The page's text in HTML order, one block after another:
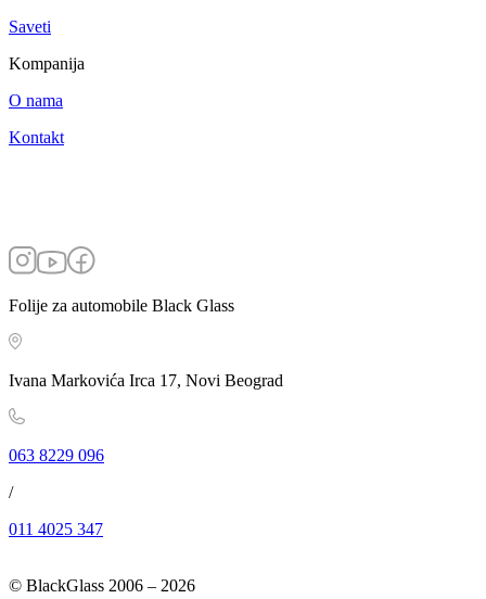
Saveti
Kompanija
O nama
Kontakt
Folije za automobile Black Glass
Ivana Markovića Irca 17, Novi Beograd
063 8229 096
/
011 4025 347
© BlackGlass 2006 – 2026